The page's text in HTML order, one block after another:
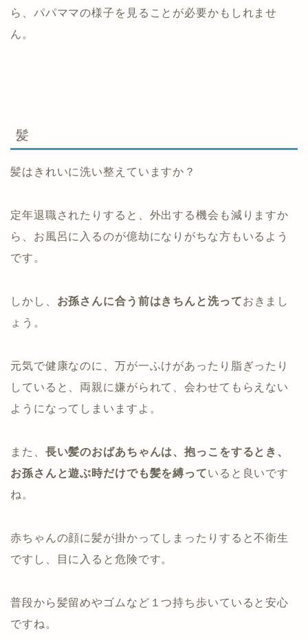
ら、パパママの様子を見ることが必要かもしれませ
ん。
髪
髪はきれいに洗い整えていますか？
定年退職されたりすると、外出する機会も減りますか
ら、お風呂に入るのが億劫になりがちな方もいるよう
です。
しかし、 お孫さんに合う前はきちんと洗っておきまし
ょう。
元気で健康なのに、万が一ふけがあったり脂ぎったり
していると、両親に嫌がられて、会わせてもらえない
ようになってしまいますよ。
また、 長い髪のおばあちゃんは、抱っこをするとき、
お孫さんと遊ぶ時だけでも髪を縛っていると良いです
ね。
赤ちゃんの顔に髪が掛かってしまったりすると不衛生
ですし、目に入ると危険です。
普段から髪留めやゴムなど１つ持ち歩いていると安心
ですね。